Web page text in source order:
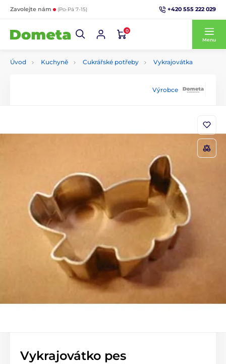
Zavolejte nám (Po-Pá 7-15) +420 555 222 029
0
Menu
Úvod Kuchyně Cukrářské potřeby Vykrajovátka
Výrobce
Vykrajovátko pes